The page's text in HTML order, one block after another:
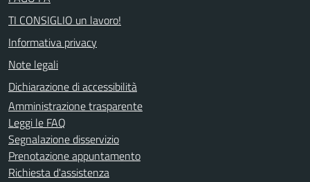
TI CONSIGLIO un lavoro!
Informativa privacy
Note legali
Dichiarazione di accessibilità
Amministrazione trasparente
Leggi le FAQ
Segnalazione disservizio
Prenotazione appuntamento
Richiesta d'assistenza